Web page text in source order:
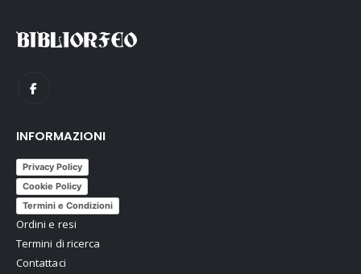
INFORMAZIONI
Privacy Policy
Cookie Policy
Termini e Condizioni
Ordini e resi
Termini di ricerca
Contattaci